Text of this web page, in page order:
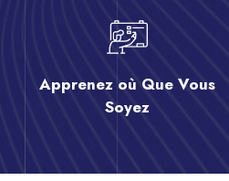
Apprenez où Que Vous
Soyez